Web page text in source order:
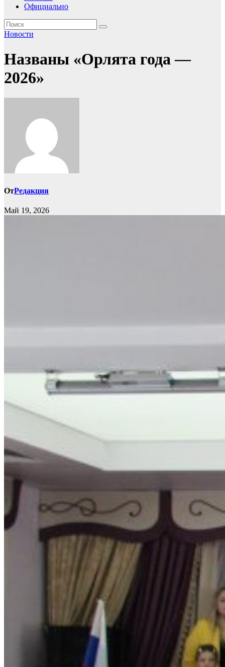
Официально
Новости
Названы «Орлята года —
2026»
ОтРедакция
Май 19, 2026